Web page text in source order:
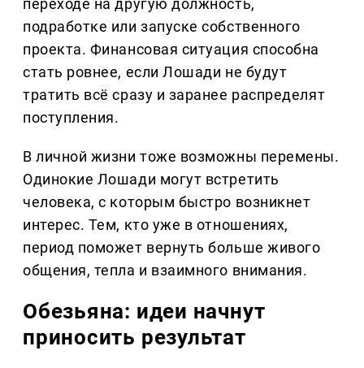
переходе на другую должность,
подработке или запуске собственного
проекта. Финансовая ситуация способна
стать ровнее, если Лошади не будут
тратить всё сразу и заранее распределят
поступления.
В личной жизни тоже возможны перемены.
Одинокие Лошади могут встретить
человека, с которым быстро возникнет
интерес. Тем, кто уже в отношениях,
период поможет вернуть больше живого
общения, тепла и взаимного внимания.
Обезьяна: идеи начнут
приносить результат